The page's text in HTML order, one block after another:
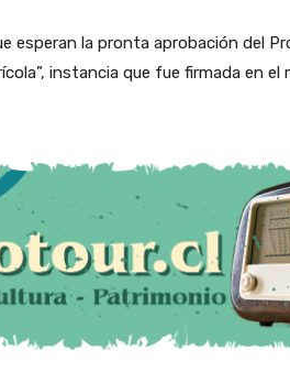
esperan la pronta aprobación del
instancia que fue firmada en el